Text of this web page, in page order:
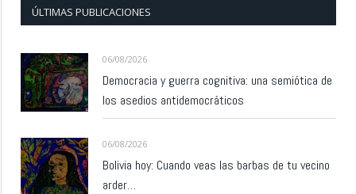
ÚLTIMAS PUBLICACIONES
06/08/2026
Democracia y guerra cognitiva: una semiótica de
los asedios antidemocráticos
06/08/2026
Bolivia hoy: Cuando veas las barbas de tu vecino
arder…